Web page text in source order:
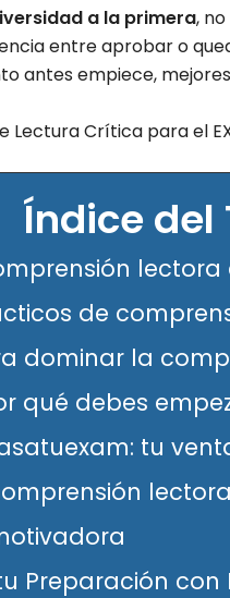
a la primera,
entre aprobar o
antes empiece,
Índice del
lectora
de
dominar la
qué debes
tu
Preparación